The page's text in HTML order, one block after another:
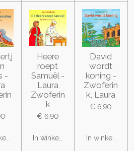
-
Heere
roept
Samuël -
Laura
Zwoferin
k
€ 6,90
In winkelwagen
David
wordt
koning -
Zwoferin
k, Laura
€ 6,90
In